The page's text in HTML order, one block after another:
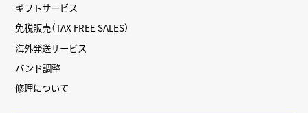
ギフトサービス
免税販売（TAX FREE SALES）
海外発送サービス
バンド調整
修理について